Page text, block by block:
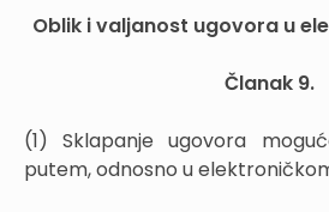
Oblik i valjanost ugovora u
Članak 9.
(1) Sklapanje ugovora
putem, odnosno u